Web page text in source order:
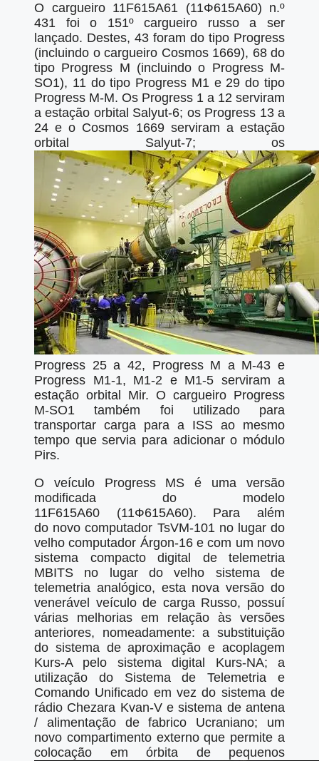
O cargueiro 11F615A61 (11Ф615А60) n.º
431 foi o 151º cargueiro russo a ser
lançado. Destes, 43 foram do tipo Progress
(incluindo o cargueiro Cosmos 1669), 68 do
tipo Progress M (incluindo o Progress M-
SO1), 11 do tipo Progress M1 e 29 do tipo
Progress M-M. Os Progress 1 a 12 serviram
a estação orbital Salyut-6; os Progress 13 a
24 e o Cosmos 1669 serviram a estação
orbital Salyut-7; os
Progress 25 a 42, Progress M a M-43 e
Progress M1-1, M1-2 e M1-5 serviram a
estação orbital Mir. O cargueiro Progress
M-SO1 também foi utilizado para
transportar carga para a ISS ao mesmo
tempo que servia para adicionar o módulo
Pirs.
O veículo Progress MS é uma versão
modificada do modelo
11F615A60 (11Ф615A60). Para além
do novo computador TsVM-101 no lugar do
velho computador Árgon-16 e com um novo
sistema compacto digital de telemetria
MBITS no lugar do velho sistema de
telemetria analógico, esta nova versão do
venerável veículo de carga Russo, possuí
várias melhorias em relação às versões
anteriores, nomeadamente: a substituição
do sistema de aproximação e acoplagem
Kurs-A pelo sistema digital Kurs-NA; a
utilização do Sistema de Telemetria e
Comando Unificado em vez do sistema de
rádio Chezara Kvan-V e sistema de antena
/ alimentação de fabrico Ucraniano; um
novo compartimento externo que permite a
colocação em órbita de pequenos